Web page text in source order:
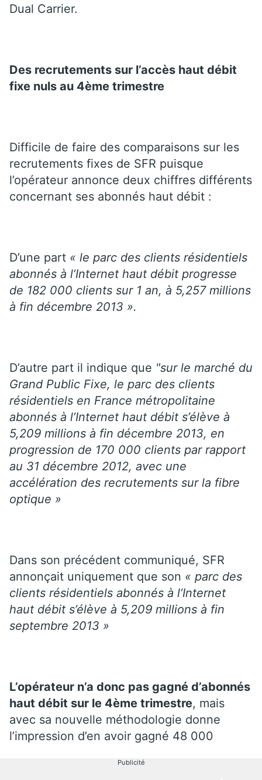
Dual Carrier.
Des recrutements sur l’accès haut débit
fixe nuls au 4ème trimestre
Difficile de faire des comparaisons sur les
recrutements fixes de SFR puisque
l’opérateur annonce deux chiffres différents
concernant ses abonnés haut débit :
D’une part « le parc des clients résidentiels
abonnés à l’Internet haut débit progresse
de 182 000 clients sur 1 an, à 5,257 millions
à fin décembre 2013 ».
D’autre part il indique que "sur le marché du
Grand Public Fixe, le parc des clients
résidentiels en France métropolitaine
abonnés à l’Internet haut débit s’élève à
5,209 millions à fin décembre 2013, en
progression de 170 000 clients par rapport
au 31 décembre 2012, avec une
accélération des recrutements sur la fibre
optique »
Dans son précédent communiqué, SFR
annonçait uniquement que son « parc des
clients résidentiels abonnés à l’Internet
haut débit s’élève à 5,209 millions à fin
septembre 2013 »
L’opérateur n’a donc pas gagné d’abonnés
haut débit sur le 4ème trimestre, mais
avec sa nouvelle méthodologie donne
l’impression d’en avoir gagné 48 000
Publicité